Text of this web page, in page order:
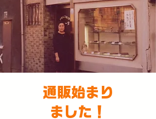
​通販始まり
ました！